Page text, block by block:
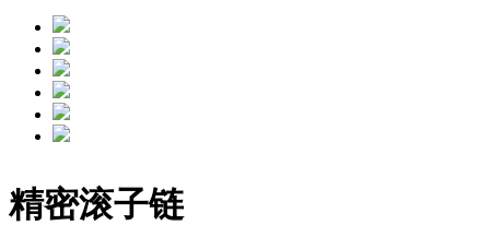
精密滚子链